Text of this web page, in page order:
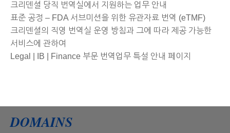
크리덴셜 당직 번역실에서 지원하는 업무 안내
표준 공정 – FDA 서브미션을 위한 유관자료 번역 (eTMF)
크리덴셜의 직영 번역실 운영 방침과 그에 따라 제공 가능한
서비스에 관하여
Legal | IB | Finance 부문 번역업무 특설 안내 페이지
DOMAINS